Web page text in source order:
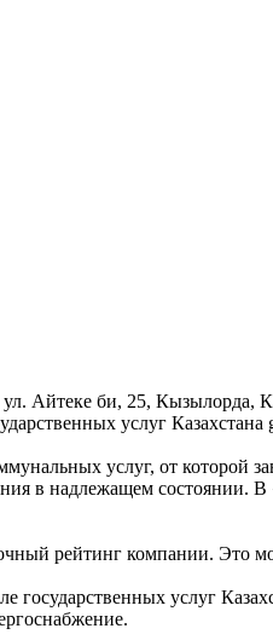
Айтеке би, 25,
услуг Казахстана
услуг, от которой
в надлежащем
рейтинг компании. Это
услуг